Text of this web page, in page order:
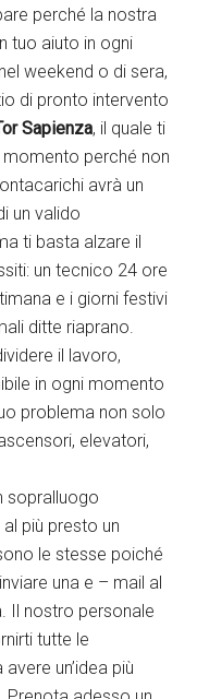
perché la nostra
tuo aiuto in ogni
weekend o di sera,
di pronto intervento
Sapienza, il quale ti
perché non
avrà un
un valido
ti basta alzare il
un tecnico 24 ore
e i giorni festivi
ditte riaprano.
il lavoro,
in ogni momento
problema non solo
elevatori,
sopralluogo
più presto un
le stesse poiché
una e – mail al
Il nostro personale
tutte le
un’idea più